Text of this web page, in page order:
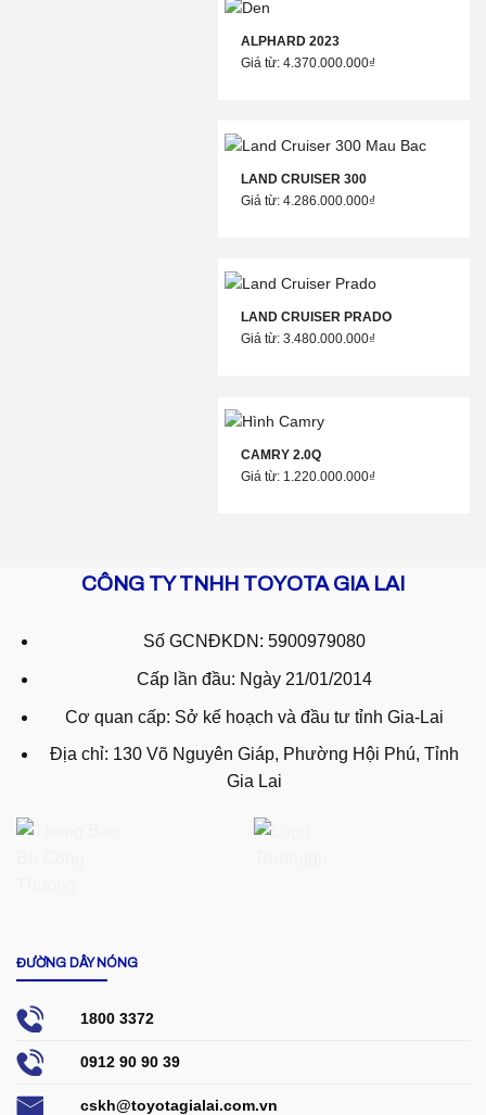
ALPHARD 2023
Giá từ: 4.370.000.000₫
LAND CRUISER 300
Giá từ: 4.286.000.000₫
LAND CRUISER PRADO
Giá từ: 3.480.000.000₫
CAMRY 2.0Q
Giá từ: 1.220.000.000₫
CÔNG TY TNHH TOYOTA GIA LAI
Số GCNĐKDN: 5900979080
Cấp lần đầu: Ngày 21/01/2014
Cơ quan cấp: Sở kế hoạch và đầu tư tỉnh Gia-Lai
Địa chỉ: 130 Võ Nguyên Giáp, Phường Hội Phú, Tỉnh
Gia Lai
ĐƯỜNG DÂY NÓNG
1800 3372
0912 90 90 39
cskh@toyotagialai.com.vn